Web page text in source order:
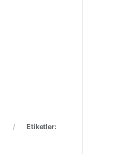
Etiketler: